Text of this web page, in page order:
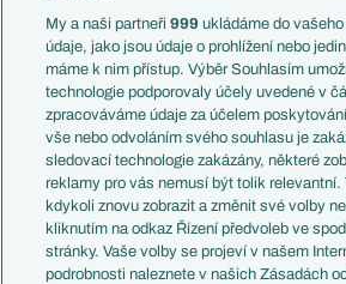
Témata
Představení týmů MS
EuroSkauting
PL v kostce
Evropské koeficienty
Přestupy
Přestupové spekulace
Zranění
Kluby
Arsenal FC
Francie
Itálie
Německo
Španělsko
Argentina
Brazílie
Přestupy
Zápasy
Livescore
Tipovací
My a naši partneři999 ukládáme do
údaje, jako jsou údaje o prohlížení nebo
máme k nim přístup. Výběr Souhlasím
technologie podporovaly účely uvedené v
zpracováváme údaje za účelem
vše nebo odvoláním svého souhlasu je
sledovací technologie zakázány, některé
reklamy pro vás nemusí být tolik relevantní.
kdykoli znovu zobrazit a změnit své volby
kliknutím na odkaz Řízení předvoleb ve
stránky. Vaše volby se projeví v našem
podrobnosti naleznete v našich Zásadách